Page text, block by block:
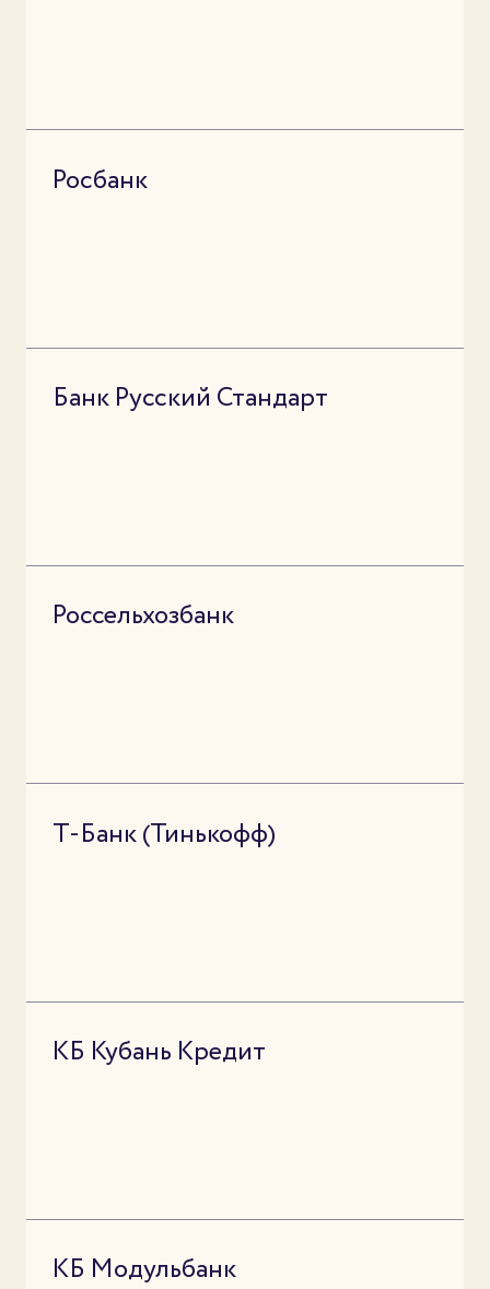
Росбанк
Банк Русский Стандарт
Россельхозбанк
Т-Банк (Тинькофф)
КБ Кубань Кредит
КБ Модульбанк